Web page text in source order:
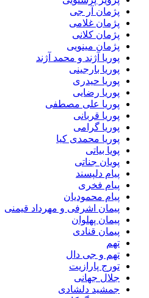
پژمان آر جی
پژمان غلامی
پژمان کلانی
پژمان مینویی
پوریا آژند و محمد آژند
پوریا بارجینی
پوریا حیدری
پوریا رضایی
پوریا علی مصطفی
پوریا قربانی
پوریا گرامی
پوریا محمدی کیا
پویا بیاتی
پویان جناتی
پیام دلپسند
پیام فخری
پیام محمودیان
پیمان اشرفی و مهرداد قیمنی
پیمان پهلوان
پیمان قنادی
تهم
تهم و جی دال
تورج پارازیت
جلال جهانی
جمشید دلشادی